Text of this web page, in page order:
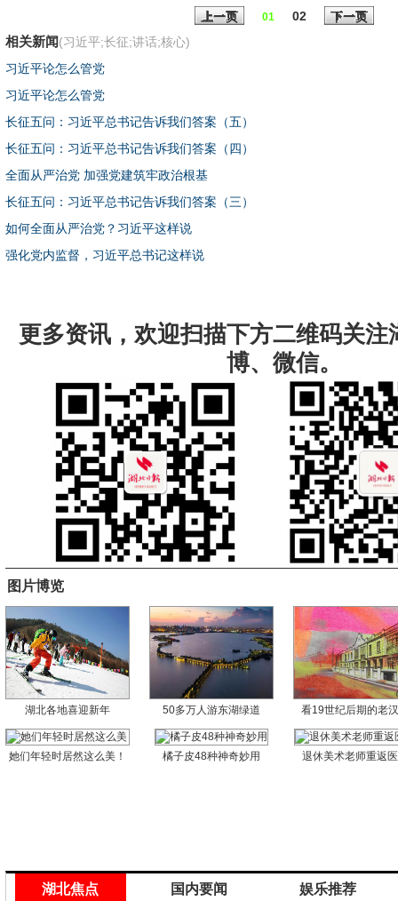
上一页 01 02 下一页
相关新闻(习近平;长征;讲话;核心)
习近平论怎么管党
习近平论怎么管党
长征五问：习近平总书记告诉我们答案（五）
长征五问：习近平总书记告诉我们答案（四）
全面从严治党 加强党建筑牢政治根基
长征五问：习近平总书记告诉我们答案（三）
如何全面从严治党？习近平这样说
强化党内监督，习近平总书记这样说
更多资讯，欢迎扫描下方二维码关注
博、微信。
图片博览
湖北各地喜迎新年 50多万人游东湖绿道 看19世纪后期的老
她们年轻时居然这么美！ 橘子皮48种神奇妙用 退休美术老师重返
湖北焦点 国内要闻 娱乐推荐